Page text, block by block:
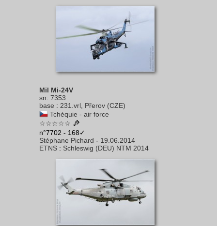
Mil Mi-24V
sn: 7353
base : 231.vrl, Přerov (CZE)
Tchéquie - air force
☆☆☆☆☆
n°7702 - 168✓
Stéphane Pichard - 19.06.2014
ETNS : Schleswig (DEU) NTM 2014